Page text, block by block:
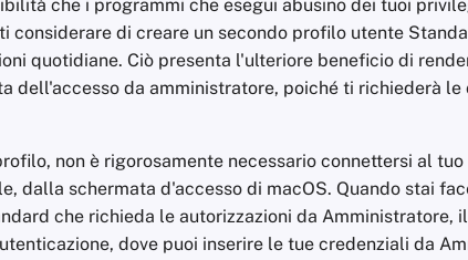
che i programmi che esegui abusino dei tuoi
considerare di creare un secondo profilo utente
quotidiane. Ciò presenta l'ulteriore beneficio di
dell'accesso da amministratore, poiché ti richiederà le
non è rigorosamente necessario connettersi al
dalla schermata d'accesso di macOS. Quando stai
che richieda le autorizzazioni da Amministratore,
dove puoi inserire le tue credenziali da